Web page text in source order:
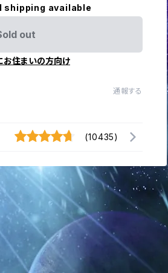
shipping available
out
お住まいの方向け
通報する
(10435)